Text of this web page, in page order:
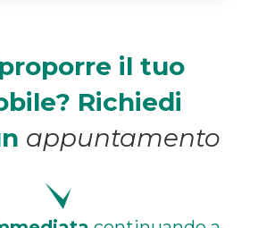
il tuo
Richiedi
appuntamento